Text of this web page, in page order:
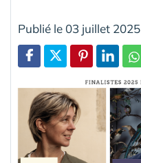
Publié le 03 juillet 2025